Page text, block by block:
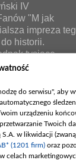
IV
"M jak
impreza
do historii.
tysiące
nakręconych
aktorów oraz
i nieoceniona
fotografię
niech odżyją
do serwisu", aby
urządzeniu
Twoich
w likwidacji (zwaną
(1201 firm) oraz
, w celach